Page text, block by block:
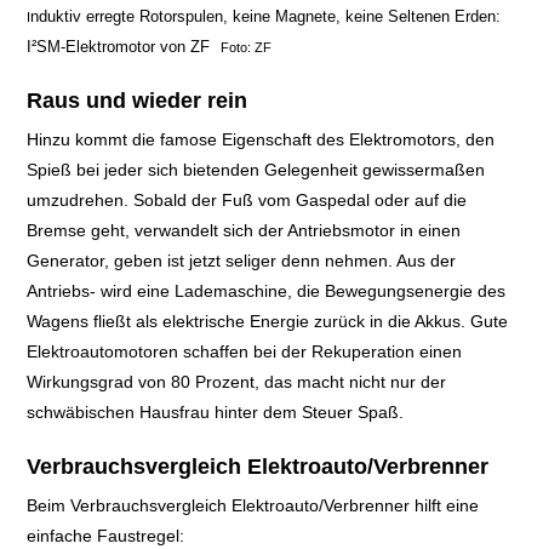
FERNLICHTASSISTENT
KOLLISIONSWARNER
MANÖVRIER-
ASSISTENT
NACHTSICHT-
ASSISTENT
NOTFALL-ASSISTENT
PARK-ASSISTENT /
GARAGEN-ASSISTENT
Induktiv erregte Rotorspulen, keine Magnete, keine Seltenen Erden:
I²SM-Elektromotor von ZF Foto: ZF
Raus und wieder rein
Hinzu kommt die famose Eigenschaft des Elektromotors, den
Spieß bei jeder sich bietenden Gelegenheit gewissermaßen
umzudrehen. Sobald der Fuß vom Gaspedal oder auf die
Bremse geht, verwandelt sich der Antriebsmotor in einen
Generator, geben ist jetzt seliger denn nehmen. Aus der
Antriebs- wird eine Lademaschine, die Bewegungsenergie des
Wagens fließt als elektrische Energie zurück in die Akkus. Gute
Elektroautomotoren schaffen bei der Rekuperation einen
Wirkungsgrad von 80 Prozent, das macht nicht nur der
schwäbischen Hausfrau hinter dem Steuer Spaß.
Verbrauchsvergleich Elektroauto/Verbrenner
Beim Verbrauchsvergleich Elektroauto/Verbrenner hilft eine
einfache Faustregel: